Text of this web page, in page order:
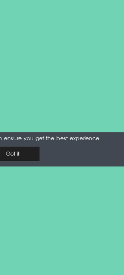
ensure you get the best experience
Got it!